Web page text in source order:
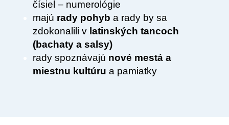
čísiel – numerológie
majú rady pohyb a rady by sa
zdokonalili vlatinských tancoch
(bachaty a salsy)
rady spoznávajú nové mestá a
miestnu kultúru a pamiatky